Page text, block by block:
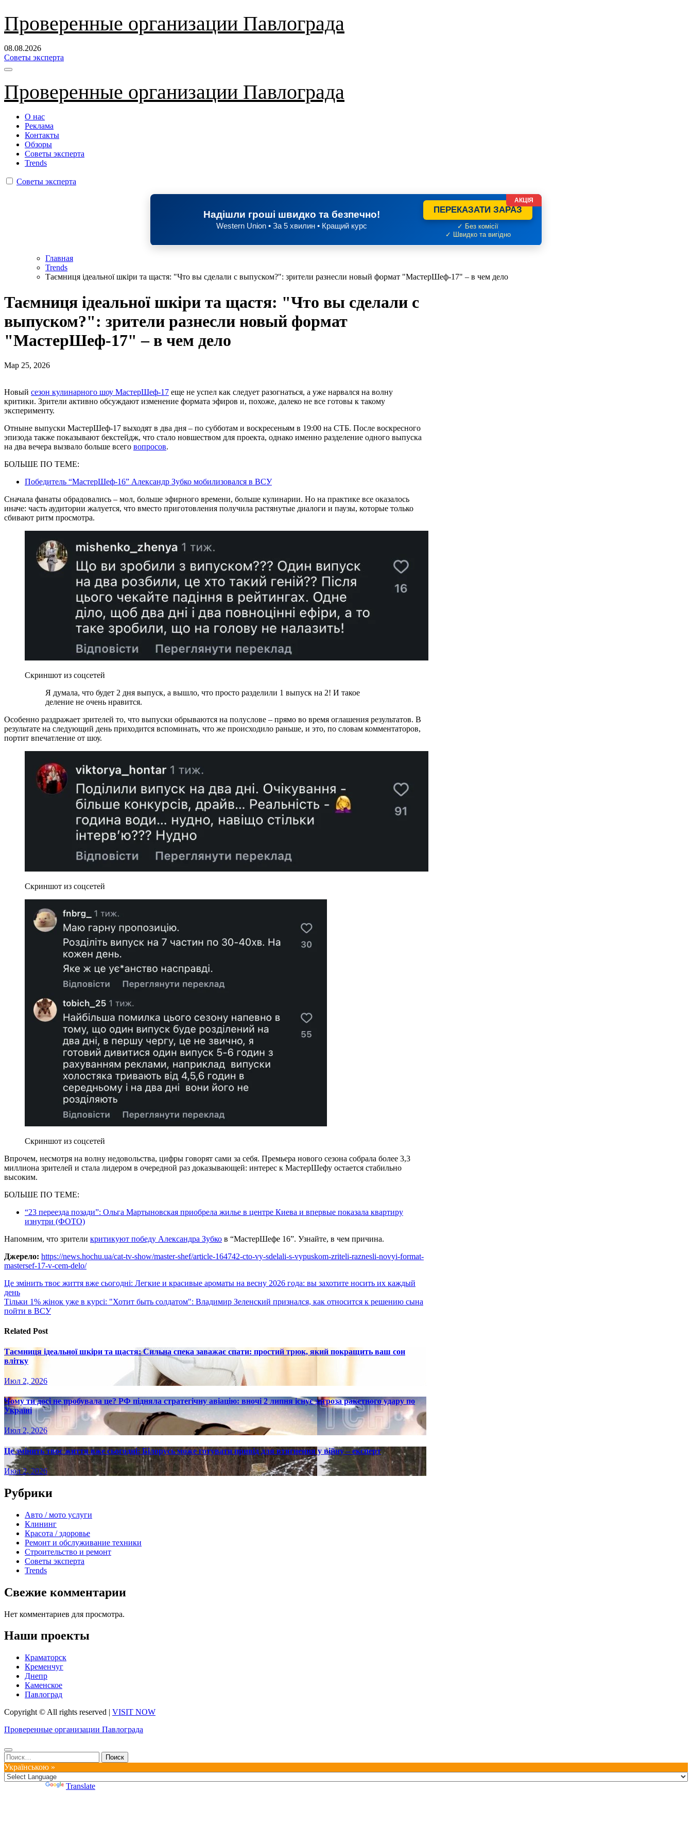
Перейти
содержанию
Проверенные организации Павлограда
08.08.2026
Советы эксперта
Проверенные организации Павлограда
О нас
Реклама
Контакты
Обзоры
Советы эксперта
Trends
Советы эксперта
Надішли гроші швидко та безпечно!
Western Union • За 5 хвилин • Кращий курс
ПЕРЕКАЗАТИ ЗАРАЗ
✓ Без комісії
✓ Швидко та вигідно
АКЦІЯ
Главная
Trends
Таємниця ідеальної шкіри та щастя: "Что вы сделали с выпуском?": зрители разнесли новый формат "МастерШеф-17" – в чем дело
Таємниця ідеальної шкіри та щастя: "Что вы сделали с
выпуском?": зрители разнесли новый формат
"МастерШеф-17" – в чем дело
Мар 25, 2026
Новый сезон кулинарного шоу МастерШеф-17 еще не успел как следует разогнаться, а уже нарвался на волну
критики. Зрители активно обсуждают изменение формата эфиров и, похоже, далеко не все готовы к такому
эксперименту.
Отныне выпуски МастерШеф-17 выходят в два дня – по субботам и воскресеньям в 19:00 на СТБ. После воскресного
эпизода также показывают бекстейдж, что стало новшеством для проекта, однако именно разделение одного выпуска
на два вечера вызвало больше всего вопросов.
БОЛЬШЕ ПО ТЕМЕ:
Победитель “МастерШеф-16” Александр Зубко мобилизовался в ВСУ
Сначала фанаты обрадовались – мол, больше эфирного времени, больше кулинарии. Но на практике все оказалось
иначе: часть аудитории жалуется, что вместо приготовления получила растянутые диалоги и паузы, которые только
сбивают ритм просмотра.
Скриншот из соцсетей
Я думала, что будет 2 дня выпуск, а вышло, что просто разделили 1 выпуск на 2! И такое
деление не очень нравится.
Особенно раздражает зрителей то, что выпуски обрываются на полуслове – прямо во время оглашения результатов. В
результате на следующий день приходится вспоминать, что же происходило раньше, и это, по словам комментаторов,
портит впечатление от шоу.
Скриншот из соцсетей
Скриншот из соцсетей
Впрочем, несмотря на волну недовольства, цифры говорят сами за себя. Премьера нового сезона собрала более 3,3
миллиона зрителей и стала лидером в очередной раз доказывающей: интерес к МастерШефу остается стабильно
высоким.
БОЛЬШЕ ПО ТЕМЕ:
“23 переезда позади”: Ольга Мартыновская приобрела жилье в центре Киева и впервые показала квартиру
изнутри (ФОТО)
Напомним, что зрители критикуют победу Александра Зубко в “МастерШефе 16”. Узнайте, в чем причина.
Джерело: https://news.hochu.ua/cat-tv-show/master-shef/article-164742-cto-vy-sdelali-s-vypuskom-zriteli-raznesli-novyi-format-
mastersef-17-v-cem-delo/
Навигация
по
записям
Це змінить твоє життя вже сьогодні: Легкие и красивые ароматы на весну 2026 года: вы захотите носить их каждый
день
Тільки 1% жінок уже в курсі: "Хотит быть солдатом": Владимир Зеленский признался, как относится к решению сына
пойти в ВСУ
Related Post
Таємниця ідеальної шкіри та щастя: Сильна спека заважає спати: простий трюк, який покращить ваш сон
влітку
Июл 2, 2026
Чому ти досі не пробувала це? РФ підняла стратегічну авіацію: вночі 2 липня існує загроза ракетного удару по
Україні
Июл 2, 2026
Це змінить твоє життя вже сьогодні: Білорусь може готувати привід для втягнення у війну – експерт
Июл 2, 2026
Рубрики
Авто / мото услуги
Клининг
Красота / здоровье
Ремонт и обслуживание техники
Строительство и ремонт
Советы эксперта
Trends
Свежие комментарии
Нет комментариев для просмотра.
Наши проекты
Краматорск
Кременчуг
Днепр
Каменское
Павлоград
Copyright © All rights reserved | VISIT NOW
Проверенные организации Павлограда
Найти:
Українською »
Translate